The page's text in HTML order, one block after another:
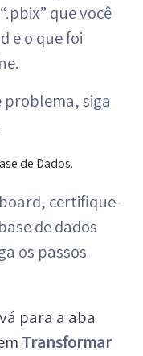
que você
e o que foi
problema, siga
de Dados.
certifique-
de dados
os passos
para a aba
Transformar